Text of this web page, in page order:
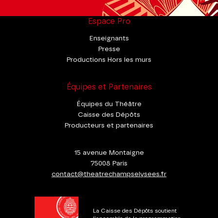
Espace Pro
Enseignants
Presse
Productions Hors les murs
Équipes et Partenaires
Équipes du Théâtre
Caisse des Dépôts
Producteurs et partenaires
15 avenue Montaigne
75008 Paris
contact@theatrechampselysees.fr
La Caisse des Dépôts soutient